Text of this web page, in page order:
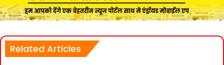
Related Articles